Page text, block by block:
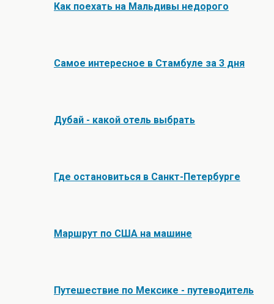
Как поехать на Мальдивы недорого
Самое интересное в Стамбуле за 3 дня
Дубай - какой отель выбрать
Где остановиться в Санкт-Петербурге
Маршрут по США на машине
Путешествие по Мексике - путеводитель